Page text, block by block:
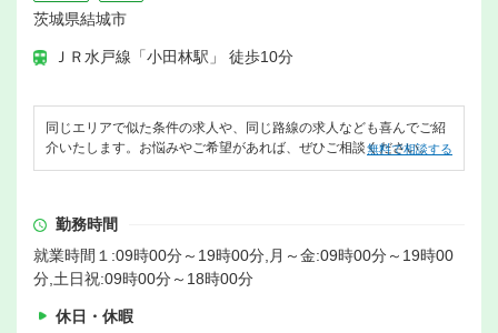
茨城県結城市
ＪＲ水戸線「小田林駅」 徒歩10分
同じエリアで似た条件の求人や、同じ路線の求人なども喜んでご紹
介いたします。お悩みやご希望があれば、ぜひご相談ください。
無料で相談する
勤務時間
就業時間１:09時00分～19時00分,月～金:09時00分～19時00
分,土日祝:09時00分～18時00分
休日・休暇